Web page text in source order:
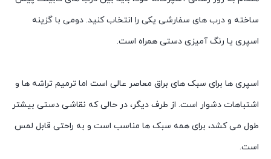
ساخته و درب های سفارشی یکی را انتخاب کنید. دومی با گزینه
اسپری یا رنگ آمیزی دستی همراه است.
اسپری ها برای سبک های براق معاصر عالی است اما ترمیم تراشه ها و
اشتباهات دشوار است. از طرف دیگر، در حالی که نقاشی دستی بیشتر
طول می کشد، برای همه سبک ها مناسب است و به راحتی قابل لمس
است.